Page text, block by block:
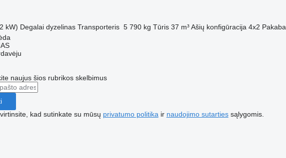
kW) Degalai dyzelinas Transporteris 5 790 kg Tūris 37 m³ Ašių konfigūracija 4x2 Pakaba
naujus šios rubrikos skelbimus
kad sutinkate su mūsų privatumo politika ir naudojimo sutartiessąlygomis.